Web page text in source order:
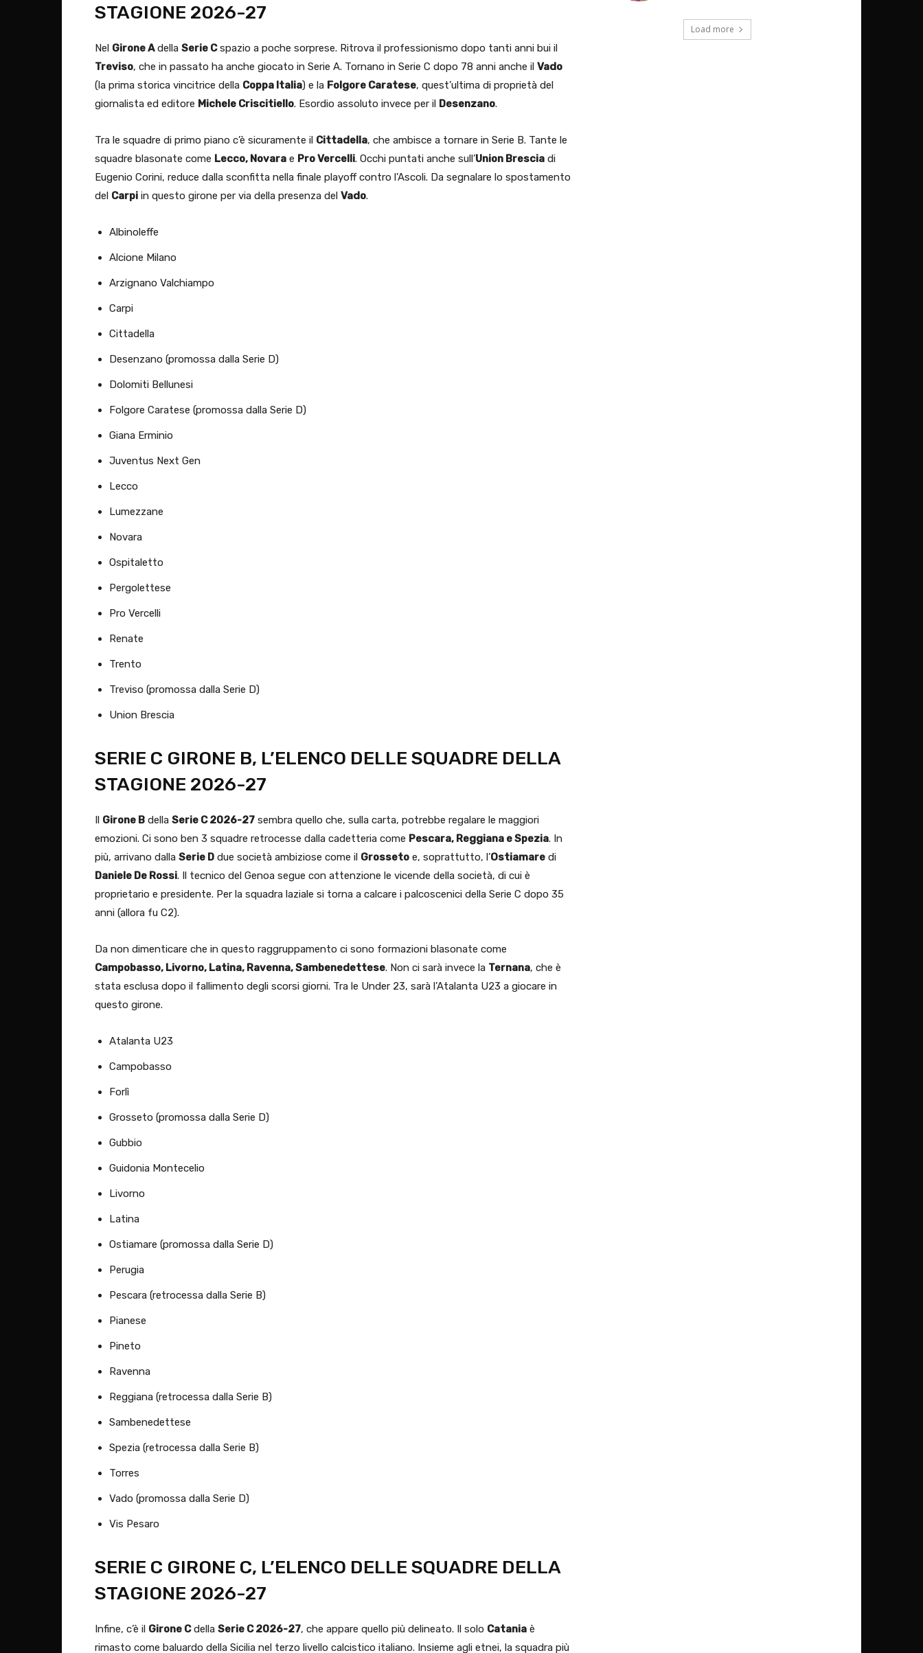
STAGIONE 2026-27
Nel Girone Adella Serie Cspazio a poche sorprese. Ritrova il professionismo dopo tanti anni bui il
Treviso, che in passato ha anche giocato in Serie A. Tornano in Serie C dopo 78 anni anche il Vado
(la prima storica vincitrice della Coppa Italia) e la Folgore Caratese, quest’ultima di proprietà del
giornalista ed editore Michele Criscitiello. Esordio assoluto invece per il Desenzano.
Tra le squadre di primo piano c’è sicuramente il Cittadella, che ambisce a tornare in Serie B. Tante le
squadre blasonate come Lecco, Novara e Pro Vercelli. Occhi puntati anche sull’Union Brescia di
Eugenio Corini, reduce dalla sconfitta nella finale playoff contro l’Ascoli. Da segnalare lo spostamento
del Carpi in questo girone per via della presenza del Vado.
Albinoleffe
Alcione Milano
Arzignano Valchiampo
Carpi
Cittadella
Desenzano (promossa dalla Serie D)
Dolomiti Bellunesi
Folgore Caratese (promossa dalla Serie D)
Giana Erminio
Juventus Next Gen
Lecco
Lumezzane
Novara
Ospitaletto
Pergolettese
Pro Vercelli
Renate
Trento
Treviso (promossa dalla Serie D)
Union Brescia
SERIE C GIRONE B, L’ELENCO DELLE SQUADRE DELLA
STAGIONE 2026-27
Il Girone B della Serie C 2026-27 sembra quello che, sulla carta, potrebbe regalare le maggiori
emozioni. Ci sono ben 3 squadre retrocesse dalla cadetteria come Pescara, Reggiana e Spezia. In
più, arrivano dalla Serie D due società ambiziose come il Grosseto e, soprattutto, l’Ostiamare di
Daniele De Rossi. Il tecnico del Genoa segue con attenzione le vicende della società, di cui è
proprietario e presidente. Per la squadra laziale si torna a calcare i palcoscenici della Serie C dopo 35
anni (allora fu C2).
Da non dimenticare che in questo raggruppamento ci sono formazioni blasonate come
Campobasso, Livorno, Latina, Ravenna, Sambenedettese. Non ci sarà invece la Ternana, che è
stata esclusa dopo il fallimento degli scorsi giorni. Tra le Under 23, sarà l’Atalanta U23 a giocare in
questo girone.
Atalanta U23
Campobasso
Forlì
Grosseto (promossa dalla Serie D)
Gubbio
Guidonia Montecelio
Livorno
Latina
Ostiamare (promossa dalla Serie D)
Perugia
Pescara (retrocessa dalla Serie B)
Pianese
Pineto
Ravenna
Reggiana (retrocessa dalla Serie B)
Sambenedettese
Spezia (retrocessa dalla Serie B)
Torres
Vado (promossa dalla Serie D)
Vis Pesaro
SERIE C GIRONE C, L’ELENCO DELLE SQUADRE DELLA
STAGIONE 2026-27
Infine, c’è il Girone Cdella Serie C 2026-27, che appare quello più delineato. Il solo Catania è
rimasto come baluardo della Sicilia nel terzo livello calcistico italiano. Insieme agli etnei, la squadra più
Load more